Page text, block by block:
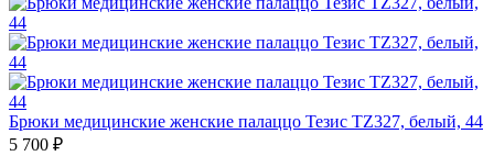
Брюки медицинские женские палаццо Тезис TZ327, белый, 44
5 700 ₽